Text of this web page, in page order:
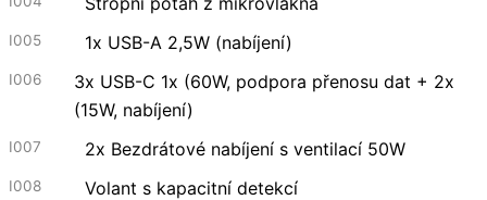
I005 1x USB-A 2,5W (nabíjení)
I006
3x USB-C 1x (60W, podpora přenosu dat + 2x
(15W, nabíjení)
I007 2x Bezdrátové nabíjení s ventilací 50W
I008 Volant s kapacitní detekcí